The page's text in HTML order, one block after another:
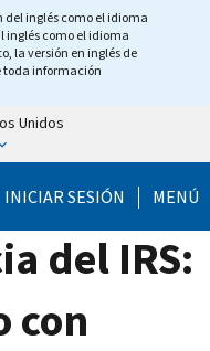
del inglés como el idioma
inglés como el idioma
la versión en inglés de
toda información
Unidos
INICIAR SESIÓN MENÚ
del IRS:
con